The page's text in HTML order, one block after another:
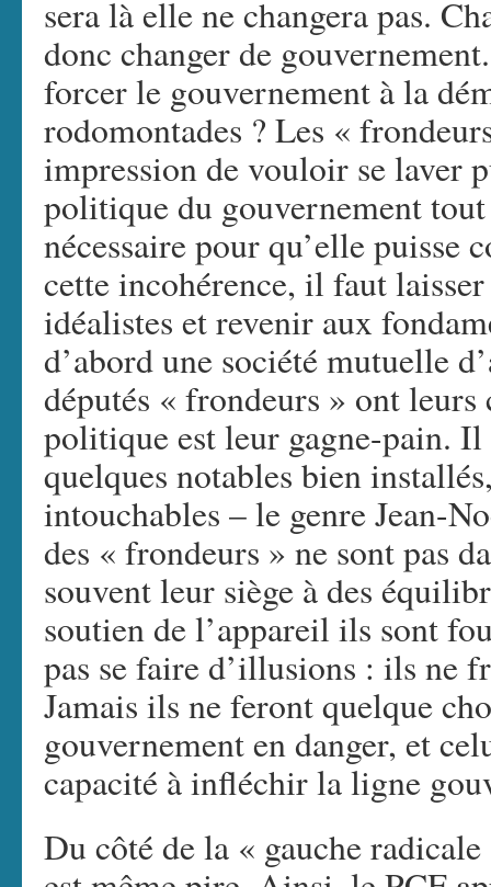
sera là elle ne changera pas.
donc changer de
forcer le gouvernement à la
rodomontades ? Les «
impression de vouloir se laver
politique du gouvernement
nécessaire pour qu’elle puisse
cette incohérence, il faut
idéalistes et revenir aux
d’abord une société mutuelle
députés « frondeurs » ont
politique est leur gagne-pain. Il
quelques notables bien
intouchables – le genre Jean-
des « frondeurs » ne sont pas
souvent leur siège à des
soutien de l’appareil ils sont
pas se faire d’illusions : ils ne
Jamais ils ne feront quelque
gouvernement en danger, et
capacité à infléchir la ligne
Du côté de la « gauche